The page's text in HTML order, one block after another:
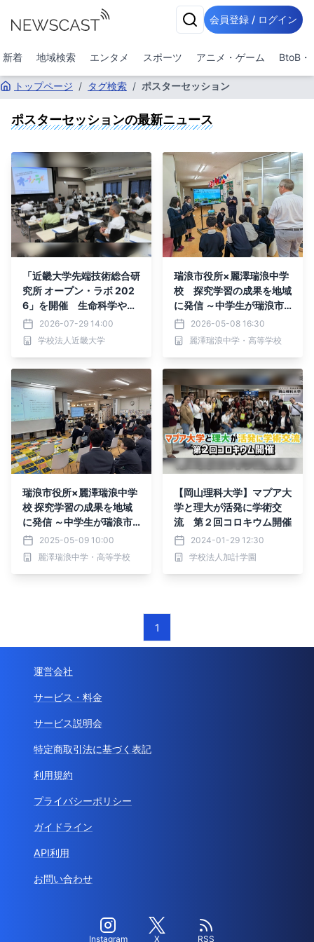
会員登録 / ログイン
新着 地域検索 エンタメ スポーツ アニメ・ゲーム BtoB・
トップページ / タグ検索 / ポスターセッション
ポスターセッションの最新ニュース
「近畿大学先端技術総合研
究所 オープン・ラボ 202
6」を開催 生命科学や生
物工学に関する研究成果を
紹介
2026-07-29 14:00
学校法人近畿大学
瑞浪市役所×麗澤瑞浪中学
校 探究学習の成果を地域
に発信 ～中学生が瑞浪市
の未来を提案～
2026-05-08 16:30
麗澤瑞浪中学・高等学校
瑞浪市役所×麗澤瑞浪中学
校 探究学習の成果を地域
に発信 ～中学生が瑞浪市
の未来を提案～
2025-05-09 10:00
麗澤瑞浪中学・高等学校
【岡山理科大学】マプア大
学と理大が活発に学術交
流 第２回コロキウム開催
2024-01-29 12:30
学校法人加計学園
1
運営会社
サービス・料金
サービス説明会
特定商取引法に基づく表記
利用規約
プライバシーポリシー
ガイドライン
API利用
お問い合わせ
Instagram X RSS